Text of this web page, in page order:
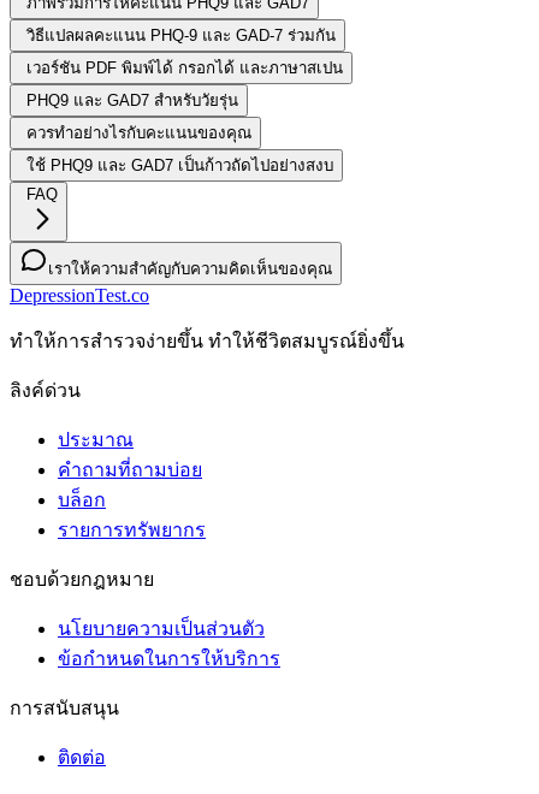
วิธีแปลผลคะแนน PHQ-9 และ GAD-7 ร่วมกัน
เวอร์ชัน PDF พิมพ์ได้ กรอกได้ และภาษาสเปน
PHQ9 และ GAD7 สำหรับวัยรุ่น
ควรทำอย่างไรกับคะแนนของคุณ
ใช้ PHQ9 และ GAD7 เป็นก้าวถัดไปอย่างสงบ
FAQ
เราให้ความสำคัญกับความคิดเห็นของคุณ
DepressionTest.co
ทําให้การสํารวจง่ายขึ้น ทําให้ชีวิตสมบูรณ์ยิ่งขึ้น
ลิงค์ด่วน
ประมาณ
คำถามที่ถามบ่อย
บล็อก
รายการทรัพยากร
ชอบด้วยกฎหมาย
นโยบายความเป็นส่วนตัว
ข้อกําหนดในการให้บริการ
การสนับสนุน
ติดต่อ